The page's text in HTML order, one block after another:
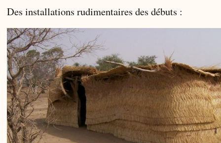
Des installations rudimentaires des débuts :